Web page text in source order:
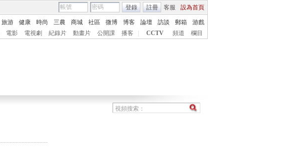
客服 設為首頁
登錄 註冊
旅游 健康 時尚 三農 商城 社區 微博 博客 論壇 訪談 郵箱
游戲
電影 電視劇 紀錄片 動畫片 公開課 播客 CCTV 頻道 欄目